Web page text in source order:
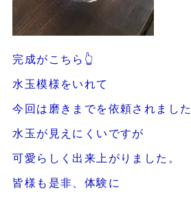
完成がこちら👆
水玉模様をいれて
今回は磨きまでを依頼されまし
水玉が見えにくいですが
可愛らしく出来上がりました。
皆様も是非、体験に